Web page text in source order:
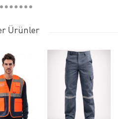
Çelik
Ürünler